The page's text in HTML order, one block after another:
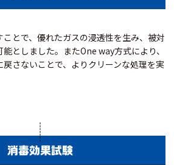
とで、優れたガスの浸透性を生み、被対
としました。またOne way方式により、
さないことで、よりクリーンな処理を実
消毒効果試験